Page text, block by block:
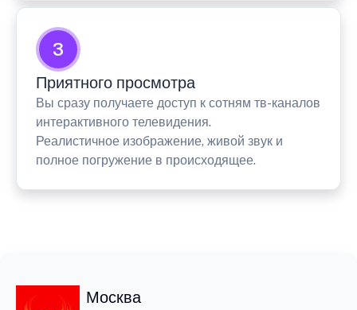
3
Приятного просмотра
Вы сразу получаете доступ к сотням тв-каналов
интерактивного телевидения.
Реалистичное изображение, живой звук и
полное погружение в происходящее.
Москва